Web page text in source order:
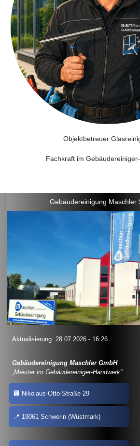
Objektbetreuer
Fachkraft im
Gebäudereinigung Maschler
Aktualisierung: 28.07.2026 - 16:26
Gebäudereinigung Maschler GmbH
Meister im Gebäudereiniger-Handwerk
Nikolaus-Otto-Straße 29
19061 Schwerin (Wüstmark)